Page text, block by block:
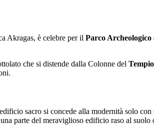
Akragas, è celebre per il Parco
che si distende dalla Colonne del
sacro si concede alla modernità solo
parte del meraviglioso edificio raso al